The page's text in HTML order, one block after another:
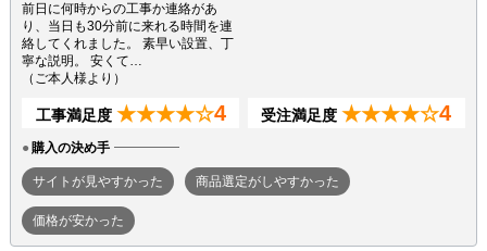
前日に何時からの工事か連絡があ
り、当日も30分前に来れる時間を連
絡してくれました。 素早い設置、丁
寧な説明。 安くて…
（ご本人様より）
工事満足度 ★★★★☆4 受注満足度 ★★★★☆4
購入の決め手
サイトが見やすかった 商品選定がしやすかった
価格が安かった